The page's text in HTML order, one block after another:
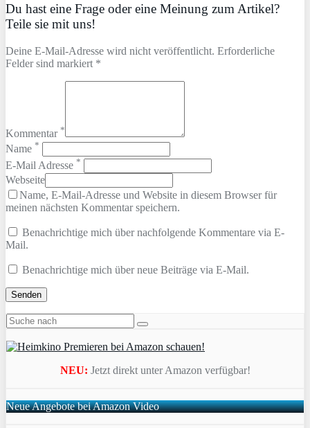
Du hast eine Frage oder eine Meinung zum Artikel?
Teile sie mit uns!
Deine E-Mail-Adresse wird nicht veröffentlicht. Erforderliche
Felder sind markiert *
Kommentar *
Name *
E-Mail Adresse *
Webseite
Name, E-Mail-Adresse und Website in diesem Browser für
meinen nächsten Kommentar speichern.
Benachrichtige mich über nachfolgende Kommentare via E-
Mail.
Benachrichtige mich über neue Beiträge via E-Mail.
NEU: Jetzt direkt unter Amazon verfügbar!
Neue Angebote bei Amazon Video